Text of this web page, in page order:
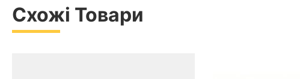
Схожі Товари